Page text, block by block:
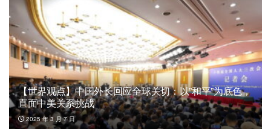
【世界观点】中国外长回应全球关切：以”和平”为底色，
直面中美关系挑战
2025 年 3 月 7 日